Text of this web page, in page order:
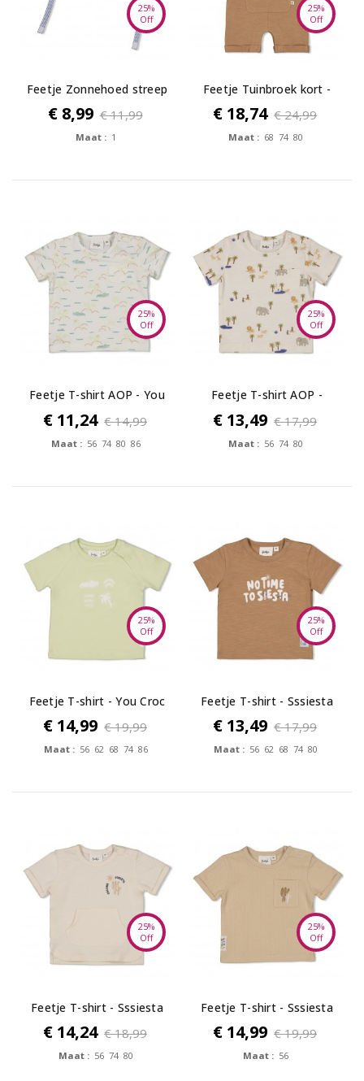
25%
Off
Feetje Zonnehoed streep
chambray...
€ 8,99 € 11,99
Maat : 1
25%
Off
Feetje Tuinbroek kort -
Sssiesta
€ 18,74 € 24,99
Maat : 68 74 80
25%
Off
Feetje T-shirt AOP - You
Croc my...
€ 11,24 € 14,99
Maat : 56 74 80 86
25%
Off
Feetje T-shirt AOP -
Safari Savage
€ 13,49 € 17,99
Maat : 56 74 80
25%
Off
Feetje T-shirt - You Croc
my World
€ 14,99 € 19,99
Maat : 56 62 68 74 86
25%
Off
Feetje T-shirt - Sssiesta
€ 13,49 € 17,99
Maat : 56 62 68 74 80
25%
Off
Feetje T-shirt - Sssiesta
€ 14,24 € 18,99
Maat : 56 74 80
25%
Off
Feetje T-shirt - Sssiesta
€ 14,99 € 19,99
Maat : 56